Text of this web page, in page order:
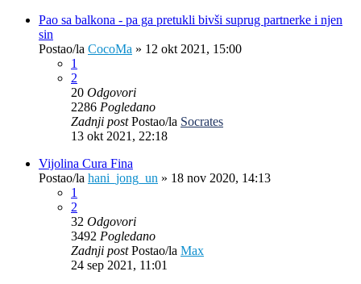
Pao sa balkona - pa ga pretukli bivši suprug partnerke i njen
sin
Postao/la CocoMa » 12 okt 2021, 15:00
1
2
20 Odgovori
2286 Pogledano
Zadnji postPostao/la Socrates
13 okt 2021, 22:18
Vijolina Cura Fina
Postao/la hani_jong_un » 18 nov 2020, 14:13
1
2
32 Odgovori
3492 Pogledano
Zadnji postPostao/la Max
24 sep 2021, 11:01